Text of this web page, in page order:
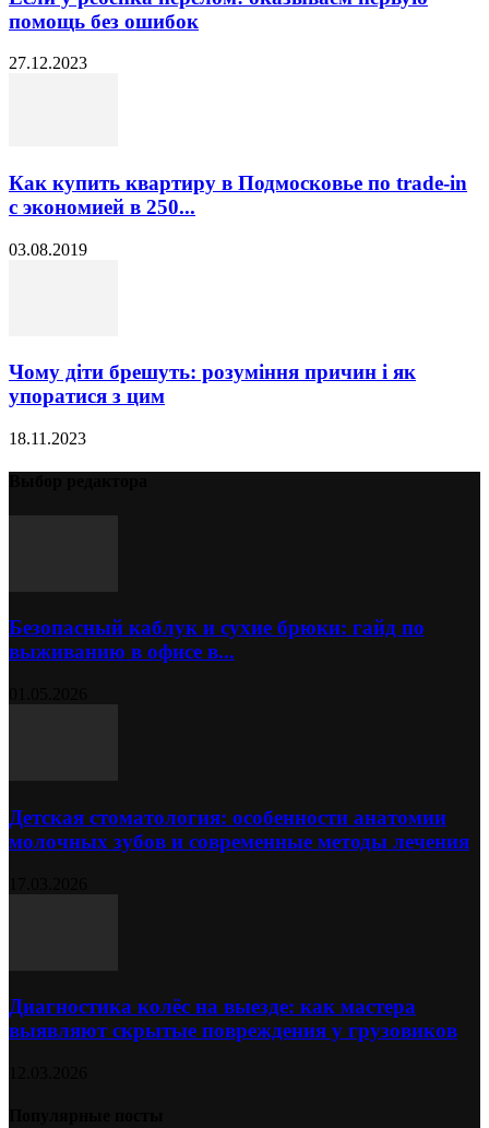
помощь без ошибок
27.12.2023
Как купить квартиру в Подмосковье по trade-in
с экономией в 250...
03.08.2019
Чому діти брешуть: розуміння причин і як
упоратися з цим
18.11.2023
Безопасный каблук и сухие брюки: гайд по
выживанию в офисе в...
Детская стоматология: особенности анатомии
молочных зубов и современные методы лечения
Диагностика колёс на выезде: как мастера
выявляют скрытые повреждения у грузовиков